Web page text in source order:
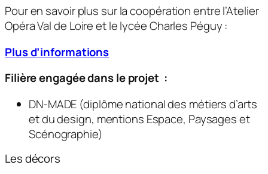
Pour en savoir plus sur la coopération entre l’Atelier
Opéra Val de Loire et le lycée Charles Péguy :
Plus d’informations
Filière engagée dans le projet :
DN-MADE (diplôme national des métiers d’arts
et du design, mentions Espace, Paysages et
Scénographie)
Les décors